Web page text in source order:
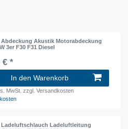
Akustik Motorabdeckung
3er F30 F31 Diesel
€ *
In den Warenkorb
MwSt. zzgl. Versandkosten
Ladeluftleitung